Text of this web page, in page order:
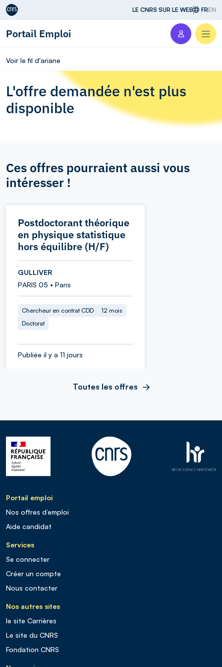
Aller au contenu LE CNRS SUR LE WEB FREN
Portail Emploi
Voir le fil d'ariane
L'offre demandée n'est plus
disponible
Ces offres pourraient aussi vous
intéresser !
Postdoctorant théorique
en physique statistique
hors équilibre (H/F)
GULLIVER
PARIS 05 • Paris
Chercheur en contrat CDD
12 mois
Doctorat
Publiée il y a 11 jours
Toutes les offres
Portail emploi
Nos offres d’emploi
Aide candidat
Services
Se connecter
Créer un compte
Nous contacter
Nos autres sites
le site Carrières
Le site du CNRS
Fondation CNRS